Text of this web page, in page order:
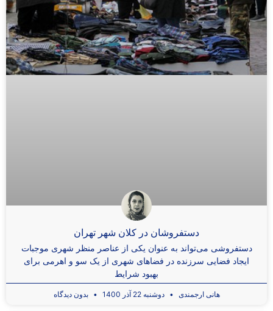
دستفروشان در کلان شهر تهران
دستفروشی می‌تواند به عنوان یکی از عناصر منظر شهری موجبات
ایجاد فضایی سرزنده در فضاهای شهری از یک سو و اهرمی برای
بهبود شرایط
هانی ارجمندی دوشنبه 22 آذر 1400 بدون دیدگاه